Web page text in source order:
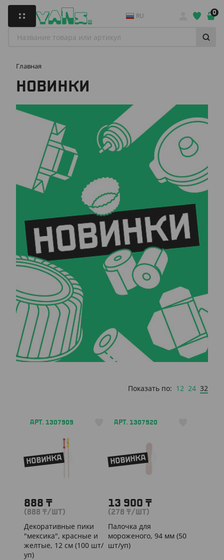
RU 0
Главная
НОВИНКИ
Показать по: 12 24 32
АРТ. 1307909
НОВИНКА
888 ₸
(888 ₸/ШТ)
Декоративные пики
"мексика", красные и
желтые, 12 см (100 шт/
уп)
АРТ. 1307920
НОВИНКА
13 900 ₸
(278 ₸/ШТ)
Палочка для
мороженого, 94 мм (50
шт/уп)